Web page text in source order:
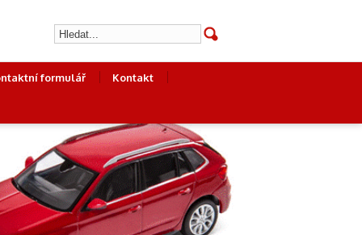
formulář Kontakt